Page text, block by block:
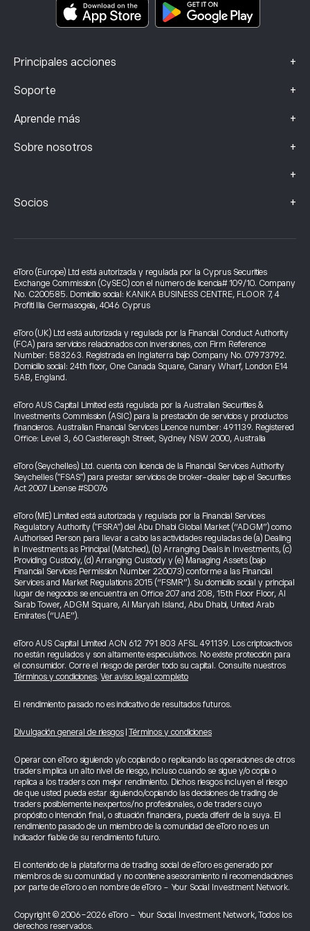
Principales acciones +
Soporte +
Aprende más +
Sobre nosotros +
+
Datos de reclamaciones (clientes de la FCA)
Socios +
eToro (Europe) Ltd está autorizada y regulada por la Cyprus Securities
Exchange Commission (CySEC) con el número de licencia# 109/10. Company
No. C200585. Domicilio social: KANIKA BUSINESS CENTRE, FLOOR 7, 4
Profiti Ilia Germasogeia, 4046 Cyprus
eToro (UK) Ltd está autorizada y regulada por la Financial Conduct Authority
(FCA) para servicios relacionados con inversiones, con Firm Reference
Number: 583263. Registrada en Inglaterra bajo Company No. 07973792.
Domicilio social: 24th floor, One Canada Square, Canary Wharf, London E14
5AB, England.
eToro AUS Capital Limited está regulada por la Australian Securities &
Investments Commission (ASIC) para la prestación de servicios y productos
financieros. Australian Financial Services Licence number: 491139. Registered
Office: Level 3, 60 Castlereagh Street, Sydney NSW 2000, Australia
eToro (Seychelles) Ltd. cuenta con licencia de la Financial Services Authority
Seychelles ("FSAS") para prestar servicios de broker-dealer bajo el Securities
Act 2007 License #SD076
eToro (ME) Limited está autorizada y regulada por la Financial Services
Regulatory Authority ("FSRA") del Abu Dhabi Global Market (“ADGM”) como
Authorised Person para llevar a cabo las actividades reguladas de (a) Dealing
in Investments as Principal (Matched), (b) Arranging Deals in Investments, (c)
Providing Custody, (d) Arranging Custody y (e) Managing Assets (bajo
Financial Services Permission Number 220073) conforme a las Financial
Services and Market Regulations 2015 (“FSMR”). Su domicilio social y principal
lugar de negocios se encuentra en Office 207 and 208, 15th Floor Floor, Al
Sarab Tower, ADGM Square, Al Maryah Island, Abu Dhabi, United Arab
Emirates (“UAE”).
eToro AUS Capital Limited ACN 612 791 803 AFSL 491139. Los criptoactivos
no están regulados y son altamente especulativos. No existe protección para
el consumidor. Corre el riesgo de perder todo su capital. Consulte nuestros
Términos y condiciones.Ver aviso legal completo
El rendimiento pasado no es indicativo de resultados futuros.
Divulgación general de riesgos Términos y condiciones
Operar con eToro siguiendo y/o copiando o replicando las operaciones de otros
traders implica un alto nivel de riesgo, incluso cuando se sigue y/o copia o
replica a los traders con mejor rendimiento. Dichos riesgos incluyen el riesgo
de que usted pueda estar siguiendo/copiando las decisiones de trading de
traders posiblemente inexpertos/no profesionales, o de traders cuyo
propósito o intención final, o situación financiera, pueda diferir de la suya. El
rendimiento pasado de un miembro de la comunidad de eToro no es un
indicador fiable de su rendimiento futuro.
El contenido de la plataforma de trading social de eToro es generado por
miembros de su comunidad y no contiene asesoramiento ni recomendaciones
por parte de eToro o en nombre de eToro - Your Social Investment Network.
Copyright © 2006-2026 eToro - Your Social Investment Network, Todos los
derechos reservados.